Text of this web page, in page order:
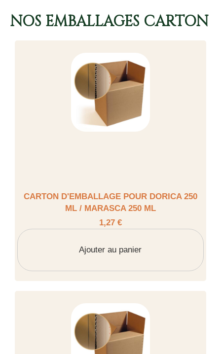
NOS EMBALLAGES CARTON
CARTON D'EMBALLAGE POUR DORICA 250
ML / MARASCA 250 ML
1,27 €
Ajouter au panier